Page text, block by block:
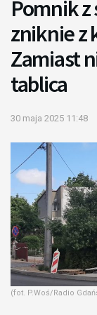
Pomnik
zniknie z
Zamiast
tablica
30 maja 2025 11:48
(fot. P.Woś/Radio